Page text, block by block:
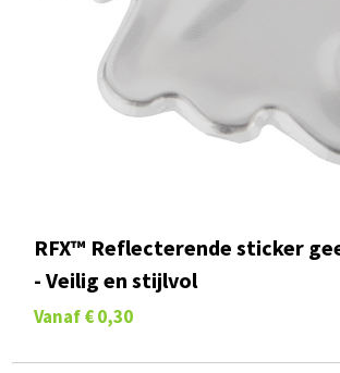
RFX™ Reflecterende sticker
- Veilig en stijlvol
Vanaf € 0,30